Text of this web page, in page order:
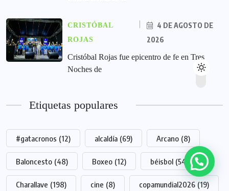
CRISTÓBAL
ROJAS
4 DE AGOSTO DE
2026
Cristóbal Rojas fue epicentro de fe en Tres
Noches de
Etiquetas populares
#gatacronos (12) alcaldía (69) Arcano (8)
Baloncesto (48) Boxeo (12) béisbol (54)
Charallave (198) cine (8) copamundial2026 (19)